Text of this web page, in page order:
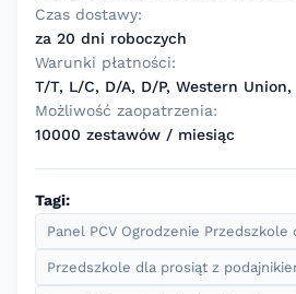
Czas dostawy:
za 20 dni roboczych
Warunki płatności:
T/T, L/C, D/A, D/P, Western Union,
Możliwość zaopatrzenia:
10000 zestawów / miesiąc
Tagi:
Panel PCV Ogrodzenie Przedszkole
Przedszkole dla prosiąt z